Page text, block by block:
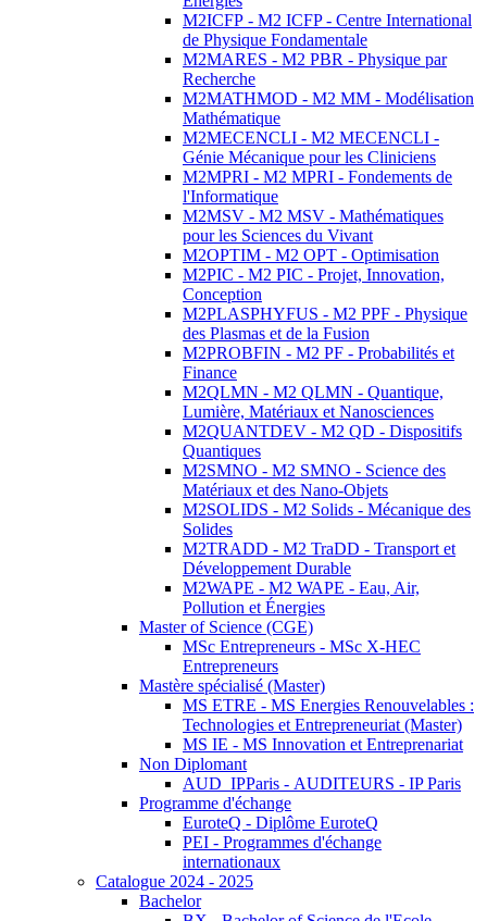
M2ICFP - M2 ICFP - Centre International
de Physique Fondamentale
M2MARES - M2 PBR - Physique par
Recherche
M2MATHMOD - M2 MM - Modélisation
Mathématique
M2MECENCLI - M2 MECENCLI -
Génie Mécanique pour les Cliniciens
M2MPRI - M2 MPRI - Fondements de
l'Informatique
M2MSV - M2 MSV - Mathématiques
pour les Sciences du Vivant
M2OPTIM - M2 OPT - Optimisation
M2PIC - M2 PIC - Projet, Innovation,
Conception
M2PLASPHYFUS - M2 PPF - Physique
des Plasmas et de la Fusion
M2PROBFIN - M2 PF - Probabilités et
Finance
M2QLMN - M2 QLMN - Quantique,
Lumière, Matériaux et Nanosciences
M2QUANTDEV - M2 QD - Dispositifs
Quantiques
M2SMNO - M2 SMNO - Science des
Matériaux et des Nano-Objets
M2SOLIDS - M2 Solids - Mécanique des
Solides
M2TRADD - M2 TraDD - Transport et
Développement Durable
M2WAPE - M2 WAPE - Eau, Air,
Pollution et Énergies
Master of Science (CGE)
MSc Entrepreneurs - MSc X-HEC
Entrepreneurs
Mastère spécialisé (Master)
MS ETRE - MS Energies Renouvelables :
Technologies et Entrepreneuriat (Master)
MS IE - MS Innovation et Entreprenariat
Non Diplomant
AUD_IPParis - AUDITEURS - IP Paris
Programme d'échange
EuroteQ - Diplôme EuroteQ
PEI - Programmes d'échange
internationaux
Catalogue 2024 - 2025
Bachelor